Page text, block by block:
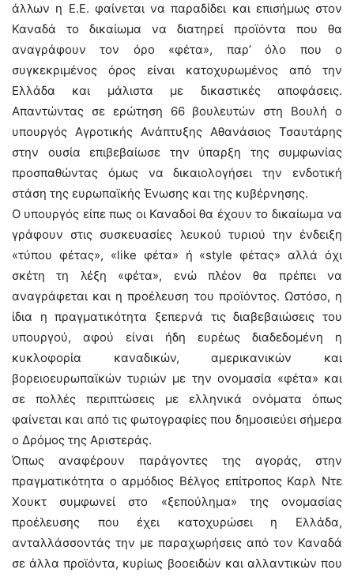
άλλων η Ε.Ε. φαίνεται να παραδίδει και επισήμως στον
Καναδά το δικαίωμα να διατηρεί προϊόντα που θα
αναγράφουν τον όρο «φέτα», παρ’ όλο που ο
συγκεκριμένος όρος είναι κατοχυρωμένος από την
Ελλάδα και μάλιστα με δικαστικές αποφάσεις.
Απαντώντας σε ερώτηση 66 βουλευτών στη Βουλή ο
υπουργός Αγροτικής Ανάπτυξης Αθανάσιος Τσαυτάρης
στην ουσία επιβεβαίωσε την ύπαρξη της συμφωνίας
προσπαθώντας όμως να δικαιολογήσει την ενδοτική
στάση της ευρωπαϊκής Ένωσης και της κυβέρνησης.
Ο υπουργός είπε πως οι Καναδοί θα έχουν το δικαίωμα να
γράφουν στις συσκευασίες λευκού τυριού την ένδειξη
«τύπου φέτας», «like φέτα» ή «style φέτας» αλλά όχι
σκέτη τη λέξη «φέτα», ενώ πλέον θα πρέπει να
αναγράφεται και η προέλευση του προϊόντος. Ωστόσο, η
ίδια η πραγματικότητα ξεπερνά τις διαβεβαιώσεις του
υπουργού, αφού είναι ήδη ευρέως διαδεδομένη η
κυκλοφορία καναδικών, αμερικανικών και
βορειοευρωπαϊκών τυριών με την ονομασία «φέτα» και
σε πολλές περιπτώσεις με ελληνικά ονόματα όπως
φαίνεται και από τις φωτογραφίες που δημοσιεύει σήμερα
ο Δρόμος της Αριστεράς.
Όπως αναφέρουν παράγοντες της αγοράς, στην
πραγματικότητα ο αρμόδιος Βέλγος επίτροπος Καρλ Ντε
Χουκτ συμφωνεί στο «ξεπούλημα» της ονομασίας
προέλευσης που έχει κατοχυρώσει η Ελλάδα,
ανταλλάσσοντάς την με παραχωρήσεις από τον Καναδά
σε άλλα προϊόντα, κυρίως βοοειδών και αλλαντικών που